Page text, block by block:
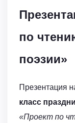
по
поэзии»
Презентация
класс
«Проект по